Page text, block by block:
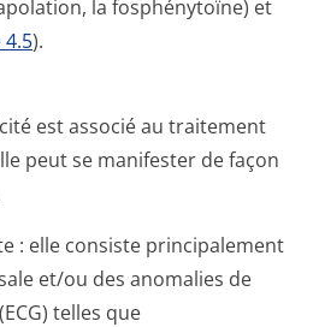
la fosphénytoïne) et
).
est associé au traitement
peut se manifester de façon
: elle consiste principalement
et/ou des anomalies de
telles que